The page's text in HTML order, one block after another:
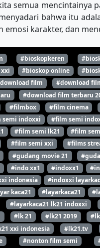
semua mencintainya
bahwa itu
karakter, dan
#bioskopkeren
#bioskop online
film #download
#download film terbaru
#filmbox #film cinema
semi indoxxi #film semi
#film semi lk21 #film
#film semi xxi #films
#gudang movie 21
#indo xx1 #indoxx1
indonesia #indoxxi
kaca21 #layarkaca21
#layarkaca21 lk21 indoxxi
#lk 21 #lk21 2019
xxi indonesia #lk21.tv
#nonton film semi